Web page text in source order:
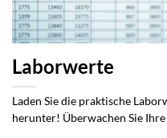
Laborwerte
Laden Sie die praktische
herunter! Überwachen Sie